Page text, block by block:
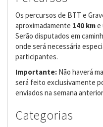
Os percursos de BTT e
aproximadamente 140 kme
Serão disputados em
onde será necessária
participantes.
Importante: Não haverá
será feito exclusivamente
enviados na semana
Categorias